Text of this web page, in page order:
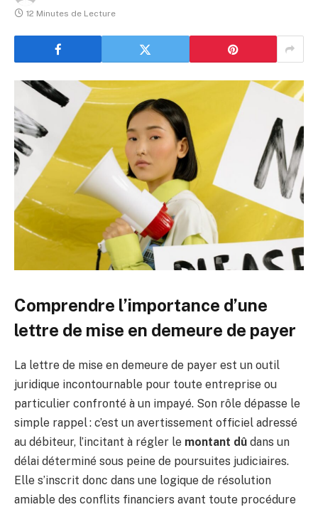
12 Minutes de Lecture
Comprendre l’importance d’une
lettre de mise en demeure de payer
La lettre de mise en demeure de payer est un outil
juridique incontournable pour toute entreprise ou
particulier confronté à un impayé. Son rôle dépasse le
simple rappel : c’est un avertissement officiel adressé
au débiteur, l’incitant à régler le montant dû dans un
délai déterminé sous peine de poursuites judiciaires.
Elle s’inscrit donc dans une logique de résolution
amiable des conflits financiers avant toute procédure